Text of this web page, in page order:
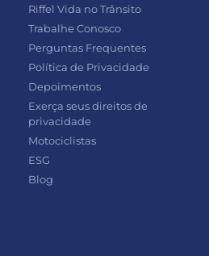
Riffel Vida no Trânsito
Trabalhe Conosco
Perguntas Frequentes
Política de Privacidade
Depoimentos
Exerça seus direitos de
privacidade
Motociclistas
ESG
Blog